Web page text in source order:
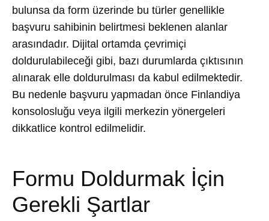
bulunsa da form üzerinde bu türler genellikle
başvuru sahibinin belirtmesi beklenen alanlar
arasındadır. Dijital ortamda çevrimiçi
doldurulabileceği gibi, bazı durumlarda çıktısının
alınarak elle doldurulması da kabul edilmektedir.
Bu nedenle başvuru yapmadan önce Finlandiya
konsolosluğu veya ilgili merkezin yönergeleri
dikkatlice kontrol edilmelidir.
Formu Doldurmak İçin
Gerekli Şartlar